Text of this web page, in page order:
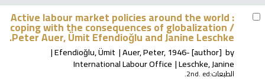
Active labour market policies around the world :
coping with the consequences of globalization /
Peter Auer, Ümit Efendioǧlu and Janine Leschke.
by
Auer, Peter, 1946-[author]
Efendioǧlu, Ümit
Leschke, Janine
International Labour Office
الطبعات:2nd. ed.